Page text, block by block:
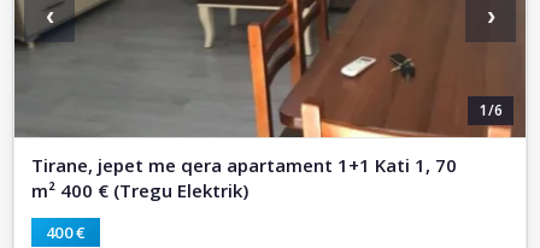
1/6
‹ ›
Tirane, jepet me qera apartament 1+1 Kati 1, 70
m² 400 € (Tregu Elektrik)
400 €